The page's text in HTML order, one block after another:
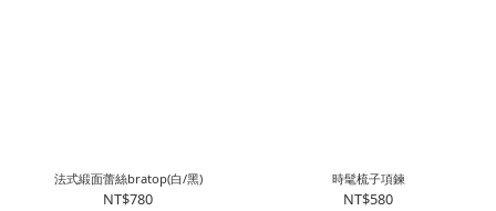
法式緞面蕾絲bratop(白/黑)
NT$780
時髦梳子項鍊
NT$580